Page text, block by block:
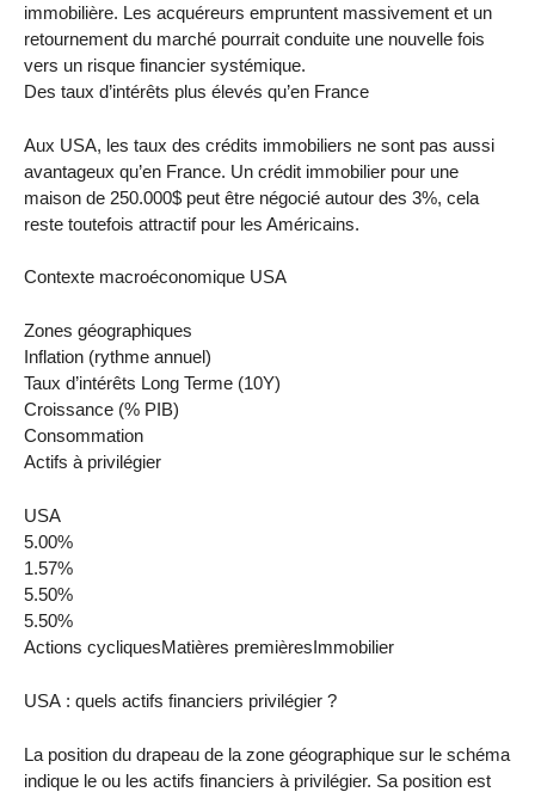
immobilière. Les acquéreurs empruntent massivement et un
retournement du marché pourrait conduite une nouvelle fois
vers un risque financier systémique.
Des taux d’intérêts plus élevés qu’en France
Aux USA, les taux des crédits immobiliers ne sont pas aussi
avantageux qu’en France. Un crédit immobilier pour une
maison de 250.000$ peut être négocié autour des 3%, cela
reste toutefois attractif pour les Américains.
Contexte macroéconomique USA
Zones géographiques
Inflation (rythme annuel)
Taux d’intérêts Long Terme (10Y)
Croissance (% PIB)
Consommation
Actifs à privilégier
USA
5.00%
1.57%
5.50%
5.50%
Actions cycliquesMatières premièresImmobilier
USA : quels actifs financiers privilégier ?
La position du drapeau de la zone géographique sur le schéma
indique le ou les actifs financiers à privilégier. Sa position est